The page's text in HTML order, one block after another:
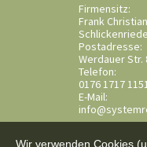
Firmensitz:
Frank
Postadresse:
Werdauer Str.
Telefon:
0176 1717
E-Mail:
Wir verwenden Cookies